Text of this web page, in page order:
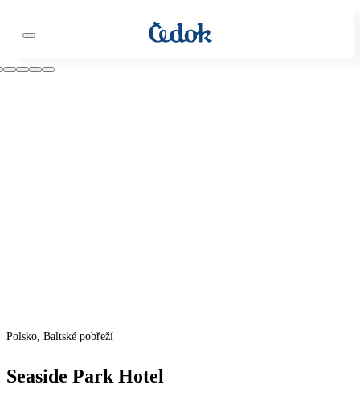
Polsko, Baltské pobřeží
Seaside Park Hotel